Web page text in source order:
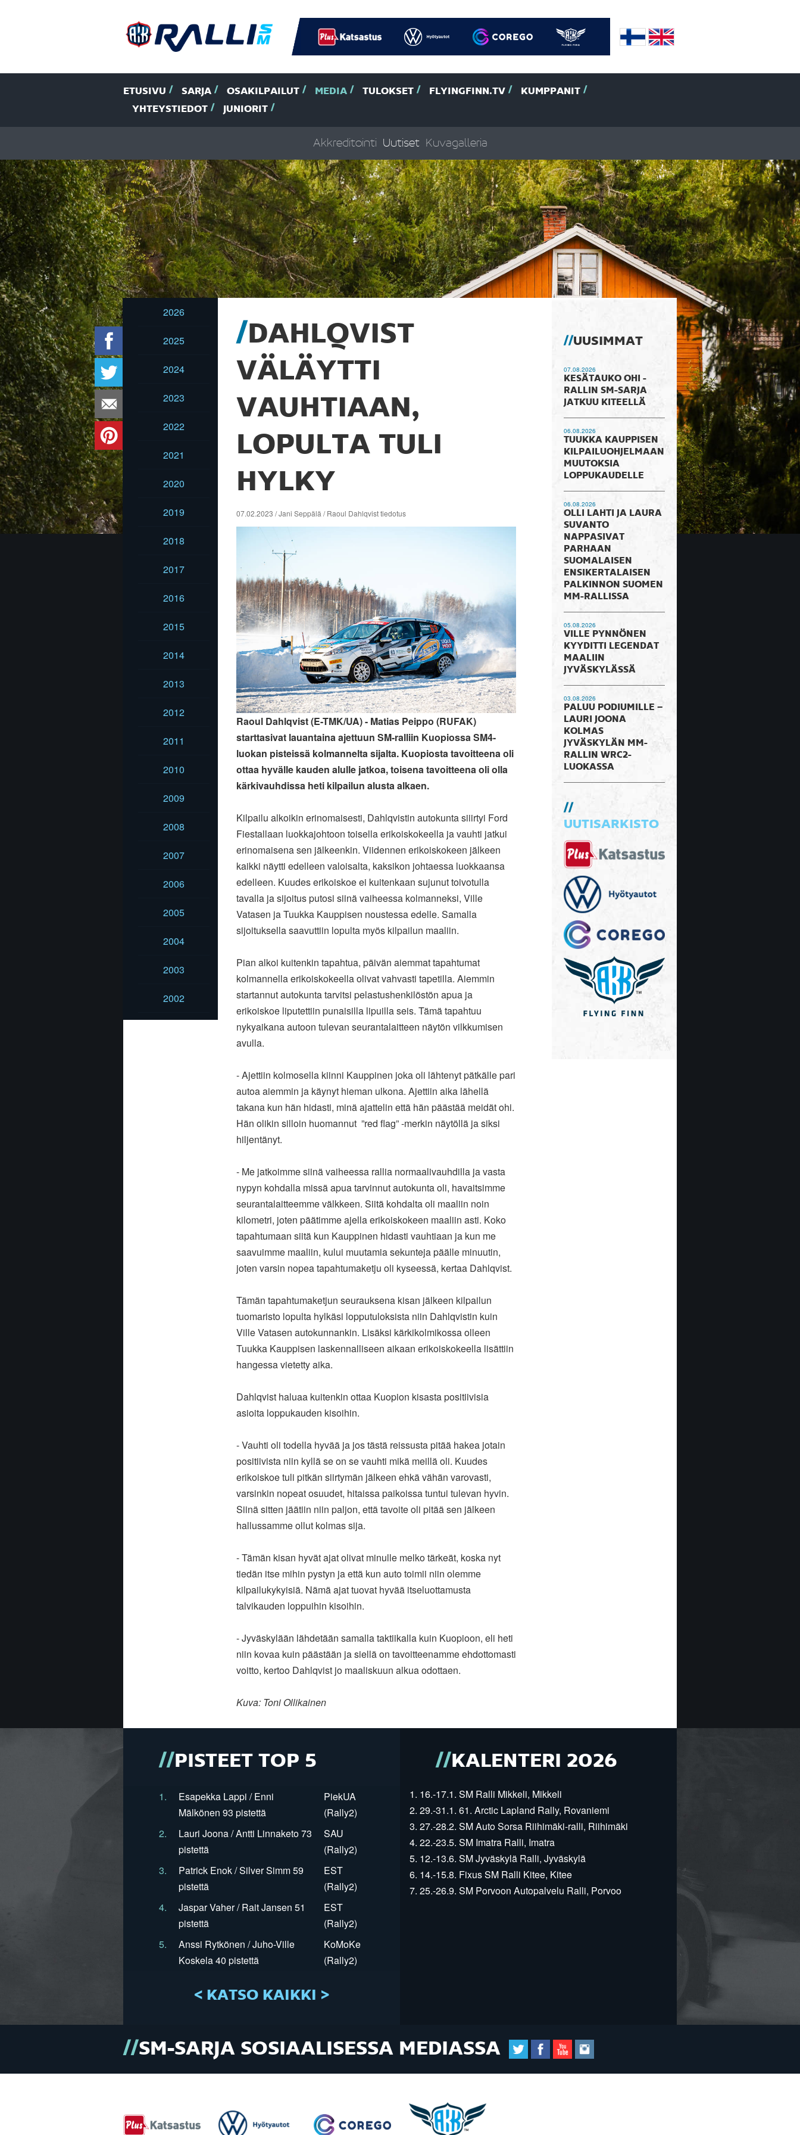
ETUSIVU SARJA OSAKILPAILUT MEDIA TULOKSET FLYINGFINN.TV
KUMPPANIT
YHTEYSTIEDOT
JUNIORIT
Akkreditointi Uutiset Kuvagalleria
2026
2025
2024
2023
2022
2021
2020
2019
2018
2017
2016
2015
2014
2013
2012
2011
2010
2009
2008
2007
2006
2005
2004
2003
2002
DAHLQVIST
VÄLÄYTTI
VAUHTIAAN,
LOPULTA TULI
HYLKY
07.02.2023 / Jani Seppälä / Raoul Dahlqvist tiedotus
Raoul Dahlqvist (E-TMK/UA) - Matias Peippo (RUFAK)
starttasivat lauantaina ajettuun SM-ralliin Kuopiossa SM4-
luokan pisteissä kolmannelta sijalta. Kuopiosta tavoitteena oli
ottaa hyvälle kauden alulle jatkoa, toisena tavoitteena oli olla
kärkivauhdissa heti kilpailun alusta alkaen.
Kilpailu alkoikin erinomaisesti, Dahlqvistin autokunta siiirtyi Ford
Fiestallaan luokkajohtoon toisella erikoiskokeella ja vauhti jatkui
erinomaisena sen jälkeenkin. Viidennen erikoiskokeen jälkeen
kaikki näytti edelleen valoisalta, kaksikon johtaessa luokkaansa
edelleen. Kuudes erikoiskoe ei kuitenkaan sujunut toivotulla
tavalla ja sijoitus putosi siinä vaiheessa kolmanneksi, Ville
Vatasen ja Tuukka Kauppisen noustessa edelle. Samalla
sijoituksella saavuttiin lopulta myös kilpailun maaliin.
Pian alkoi kuitenkin tapahtua, päivän aiemmat tapahtumat
kolmannella erikoiskokeella olivat vahvasti tapetilla. Aiemmin
startannut autokunta tarvitsi pelastushenkilöstön apua ja
erikoiskoe liputettiin punaisilla lipuilla seis. Tämä tapahtuu
nykyaikana autoon tulevan seurantalaitteen näytön vilkkumisen
avulla.
- Ajettiin kolmosella kiinni Kauppinen joka oli lähtenyt pätkälle pari
autoa aiemmin ja käynyt hieman ulkona. Ajettiin aika lähellä
takana kun hän hidasti, minä ajattelin että hän päästää meidät ohi.
Hän olikin silloin huomannut ”red flag” -merkin näytöllä ja siksi
hiljentänyt.
- Me jatkoimme siinä vaiheessa rallia normaalivauhdilla ja vasta
nypyn kohdalla missä apua tarvinnut autokunta oli, havaitsimme
seurantalaitteemme välkkeen. Siitä kohdalta oli maaliin noin
kilometri, joten päätimme ajella erikoiskokeen maaliin asti. Koko
tapahtumaan siitä kun Kauppinen hidasti vauhtiaan ja kun me
saavuimme maaliin, kului muutamia sekunteja päälle minuutin,
joten varsin nopea tapahtumaketju oli kyseessä, kertaa Dahlqvist.
Tämän tapahtumaketjun seurauksena kisan jälkeen kilpailun
tuomaristo lopulta hylkäsi lopputuloksista niin Dahlqvistin kuin
Ville Vatasen autokunnankin. Lisäksi kärkikolmikossa olleen
Tuukka Kauppisen laskennalliseen aikaan erikoiskokeella lisättiin
hangessa vietetty aika.
Dahlqvist haluaa kuitenkin ottaa Kuopion kisasta positiivisia
asioita loppukauden kisoihin.
- Vauhti oli todella hyvää ja jos tästä reissusta pitää hakea jotain
positiivista niin kyllä se on se vauhti mikä meillä oli. Kuudes
erikoiskoe tuli pitkän siirtymän jälkeen ehkä vähän varovasti,
varsinkin nopeat osuudet, hitaissa paikoissa tuntui tulevan hyvin.
Siinä sitten jäätiin niin paljon, että tavoite oli pitää sen jälkeen
hallussamme ollut kolmas sija.
- Tämän kisan hyvät ajat olivat minulle melko tärkeät, koska nyt
tiedän itse mihin pystyn ja että kun auto toimii niin olemme
kilpailukykyisiä. Nämä ajat tuovat hyvää itseluottamusta
talvikauden loppuihin kisoihin.
- Jyväskylään lähdetään samalla taktiikalla kuin Kuopioon, eli heti
niin kovaa kuin päästään ja siellä on tavoitteenamme ehdottomasti
voitto, kertoo Dahlqvist jo maaliskuun alkua odottaen.
Kuva: Toni Ollikainen
UUSIMMAT
07.08.2026
KESÄTAUKO OHI -
RALLIN SM-SARJA
JATKUU KITEELLÄ
06.08.2026
TUUKKA KAUPPISEN
KILPAILUOHJELMAAN
MUUTOKSIA
LOPPUKAUDELLE
06.08.2026
OLLI LAHTI JA LAURA
SUVANTO
NAPPASIVAT
PARHAAN
SUOMALAISEN
ENSIKERTALAISEN
PALKINNON SUOMEN
MM-RALLISSA
05.08.2026
VILLE PYNNÖNEN
KYYDITTI LEGENDAT
MAALIIN
JYVÄSKYLÄSSÄ
03.08.2026
PALUU PODIUMILLE –
LAURI JOONA
KOLMAS
JYVÄSKYLÄN MM-
RALLIN WRC2-
LUOKASSA
UUTISARKISTO
PISTEET TOP 5
1.
Esapekka Lappi / Enni
Mälkönen 93 pistettä
PiekUA
(Rally2)
2.
Lauri Joona / Antti Linnaketo 73
pistettä
SAU
(Rally2)
3.
Patrick Enok / Silver Simm 59
pistettä
EST
(Rally2)
4.
Jaspar Vaher / Rait Jansen 51
pistettä
EST
(Rally2)
5.
Anssi Rytkönen / Juho-Ville
Koskela 40 pistettä
KoMoKe
(Rally2)
< KATSO KAIKKI >
KALENTERI 2026
1. 16.-17.1. SM Ralli Mikkeli, Mikkeli
2. 29.-31.1. 61. Arctic Lapland Rally, Rovaniemi
3. 27.-28.2. SM Auto Sorsa Riihimäki-ralli, Riihimäki
4. 22.-23.5. SM Imatra Ralli, Imatra
5. 12.-13.6. SM Jyväskylä Ralli, Jyväskylä
6. 14.-15.8. Fixus SM Ralli Kitee, Kitee
7. 25.-26.9. SM Porvoon Autopalvelu Ralli, Porvoo
SM-SARJA SOSIAALISESSA MEDIASSA